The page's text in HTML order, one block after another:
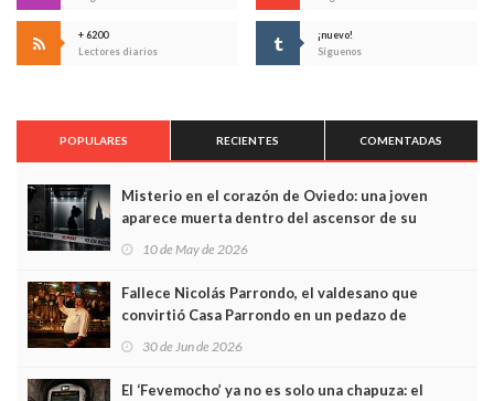
+ 6200
Lectores diarios
¡nuevo!
Síguenos
POPULARES RECIENTES COMENTADAS
Misterio en el corazón de Oviedo: una joven
aparece muerta dentro del ascensor de su
edificio y las cámaras captan sus últimos minutos
10 de May de 2026
Fallece Nicolás Parrondo, el valdesano que
convirtió Casa Parrondo en un pedazo de
Asturias en Madrid
30 de Jun de 2026
El ‘Fevemocho’ ya no es solo una chapuza: el